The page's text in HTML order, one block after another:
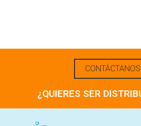
¿QUIERES SER
CONTÁCTANOS